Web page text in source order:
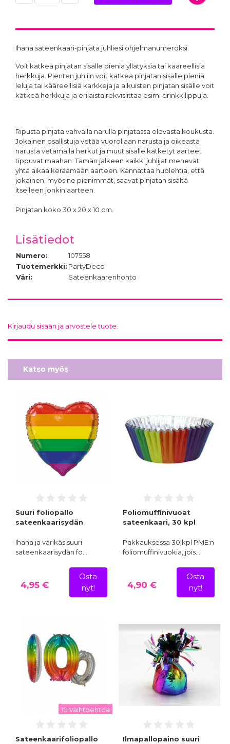
Ihana sateenkaari-pinjata juhliesi ohjelmanumeroksi.
Voit kätkeä pinjatan sisälle pieniä yllätyksiä tai kääreellisiä
herkkuja. Pienten juhliin voit kätkeä pinjatan sisälle pieniä
leluja tai kääreellisiä karkkeja ja aikuisten pinjatan sisälle voit
kätkeä herkkuja ja erilaista rekvisiittaa esim. drinkkilippuja.
Ripusta pinjata vahvalla narulla pinjatassa olevasta koukusta.
Jokainen osallistuja vetää vuorollaan narusta ja oikeasta
narusta vetämällä herkut ja muut sisälle kätketyt aarteet
tippuvat maahan. Tämän jälkeen kaikki juhlijat menevät
yhtä aikaa keräämään aarteen. Kannattaa huolehtia, että
jokainen, myös ne pienimmät, saavat pinjatan sisältä
itselleen jonkin aarteen.
Pinjatan koko 30 x 20 x 10 cm.
Lisätiedot
Numero:
107558
Tuotemerkki: PartyDeco
Väri:
Sateenkaarenhohto
Kirjaudu sisään ja arvostele tuote.
Katso myös
Suuri foliopallo
sateenkaarisydän
Ihana ja värikäs suuri
sateenkaarisydän fo…
4,95 €
Osta
nyt!
Foliomuffinivuoat
sateenkaari, 30 kpl
Pakkauksessa 30 kpl PME:n
foliomuffinivuokia, jois…
4,90 €
Osta
nyt!
10 vaihtoehtoa
Sateenkaarifoliopallo Ilmapallopaino suuri